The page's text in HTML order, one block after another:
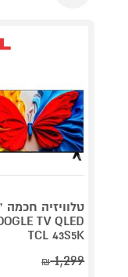
TCL 43S5K
1,299
₪